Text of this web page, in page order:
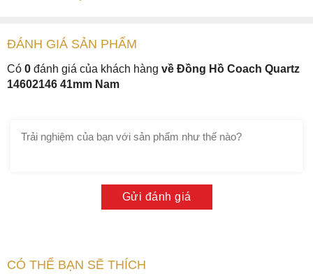
ĐÁNH GIÁ SẢN PHẤM
Có 0 đánh giá của khách hàng về Đồng Hồ Coach Quartz
14602146 41mm Nam
Gửi đánh giá
CÓ THỂ BẠN SẼ THÍCH